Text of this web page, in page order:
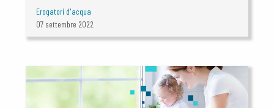
Erogatori d'acqua
07 settembre 2022